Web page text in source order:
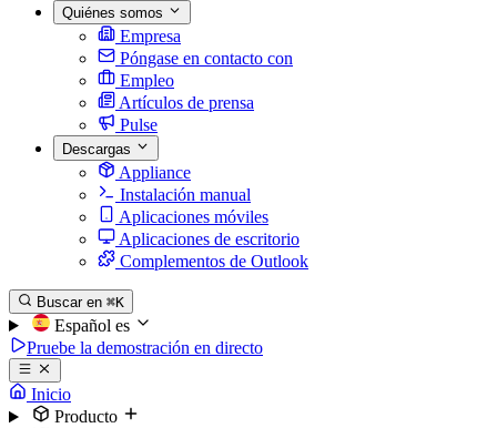
Quiénes somos
Empresa
Póngase en contacto con
Empleo
Artículos de prensa
Pulse
Descargas
Appliance
Instalación manual
Aplicaciones móviles
Aplicaciones de escritorio
Complementos de Outlook
Buscar en ⌘K
Español es
Pruebe la demostración en directo
Inicio
Producto